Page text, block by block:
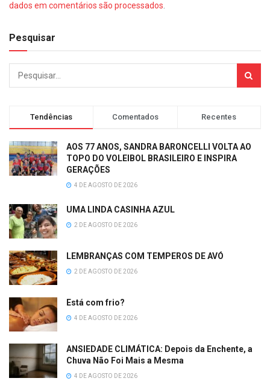
dados em comentários são processados
Pesquisar
Tendências Comentados Recentes
AOS 77 ANOS, SANDRA BARONCELLI VOLTA AO
TOPO DO VOLEIBOL BRASILEIRO E INSPIRA
GERAÇÕES
4 DE AGOSTO DE 2026
UMA LINDA CASINHA AZUL
2 DE AGOSTO DE 2026
LEMBRANÇAS COM TEMPEROS DE AVÓ
2 DE AGOSTO DE 2026
Está com frio?
4 DE AGOSTO DE 2026
ANSIEDADE CLIMÁTICA: Depois da Enchente, a
Chuva Não Foi Mais a Mesma
4 DE AGOSTO DE 2026